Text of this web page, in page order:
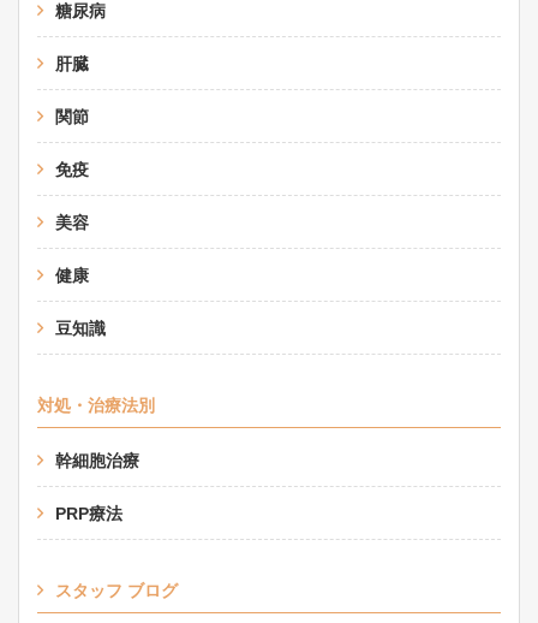
糖尿病
肝臓
関節
免疫
美容
健康
豆知識
対処・治療法別
幹細胞治療
PRP療法
スタッフ ブログ